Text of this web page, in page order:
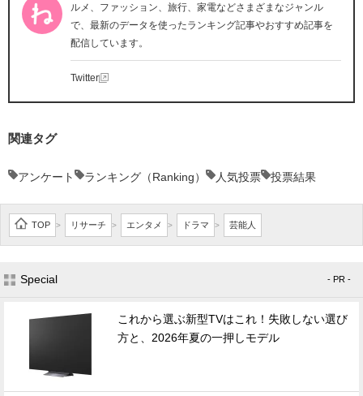
ルメ、ファッション、旅行、家電などさまざまなジャンル
で、最新のデータを使ったランキング記事やおすすめ記事を
配信しています。
Twitter
関連タグ
アンケート ランキング（Ranking） 人気投票 投票結果
TOP > リサーチ > エンタメ > ドラマ > 芸能人
Special - PR -
これから選ぶ新型TVはこれ！失敗しない選び
方と、2026年夏の一押しモデル